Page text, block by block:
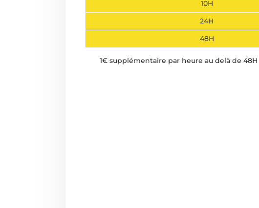
10H
24H
48H
1€ supplémentaire par heure au delà de 48H